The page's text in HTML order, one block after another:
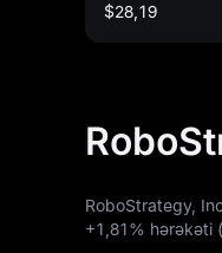
$28,19
RoboStrategy,
+1,81% hərəkəti (